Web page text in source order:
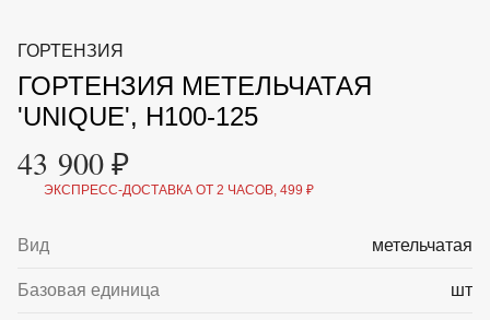
МАЛАЯ МЕХАНИЗАЦИЯ
ОТПУГИВАТЕЛИ ОТ ПТИЦ, НАСЕКОМЫХ И
ГРЫЗУНОВ
САДОВАЯ ОДЕЖДА И ОБУВЬ
САДОВЫЙ ИНСТРУМЕНТ
СРЕДСТВА ЗАЩИТЫ РАСТЕНИЙ И УДОБРЕНИЯ
ТОВАРЫ ДЛЯ БАНЬ И САУН
ТОВАРЫ И АПТЕКА ДЛЯ ПРУДА
УХОД
+7 (495) 197 87
87
ГОРТЕНЗИЯ
ГОРТЕНЗИЯ МЕТЕЛЬЧАТАЯ
'UNIQUE', H100-125
43 900 ₽
ЭКСПРЕСС-ДОСТАВКА ОТ 2 ЧАСОВ, 499 ₽
Вид метельчатая
Базовая единица шт